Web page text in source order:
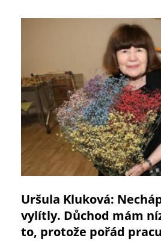
Uršula Kluková:
vylítly. Důchod mám
to, protože pořád